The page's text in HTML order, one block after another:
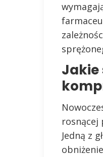
Jakie
rosnącej
Jedną z